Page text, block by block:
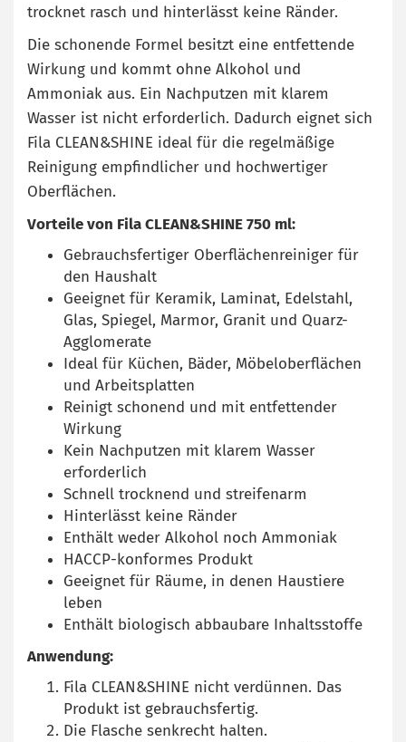
trocknet rasch und hinterlässt keine Ränder.
Die schonende Formel besitzt eine entfettende
Wirkung und kommt ohne Alkohol und
Ammoniak aus. Ein Nachputzen mit klarem
Wasser ist nicht erforderlich. Dadurch eignet sich
Fila CLEAN&SHINE ideal für die regelmäßige
Reinigung empfindlicher und hochwertiger
Oberflächen.
Vorteile von Fila CLEAN&SHINE 750 ml:
Gebrauchsfertiger Oberflächenreiniger für
den Haushalt
Geeignet für Keramik, Laminat, Edelstahl,
Glas, Spiegel, Marmor, Granit und Quarz-
Agglomerate
Ideal für Küchen, Bäder, Möbeloberflächen
und Arbeitsplatten
Reinigt schonend und mit entfettender
Wirkung
Kein Nachputzen mit klarem Wasser
erforderlich
Schnell trocknend und streifenarm
Hinterlässt keine Ränder
Enthält weder Alkohol noch Ammoniak
HACCP-konformes Produkt
Geeignet für Räume, in denen Haustiere
leben
Enthält biologisch abbaubare Inhaltsstoffe
Anwendung:
Fila CLEAN&SHINE nicht verdünnen. Das
Produkt ist gebrauchsfertig.
Die Flasche senkrecht halten.